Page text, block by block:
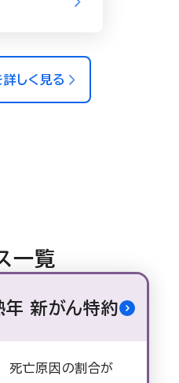
しく見る
一覧
年 新がん特約
死亡原因の割合が